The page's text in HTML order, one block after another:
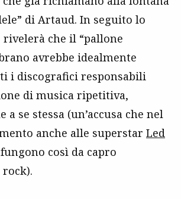
di Artaud. In seguito lo
rivelerà che il “pallone
avrebbe idealmente
i discografici responsabili
di musica ripetitiva,
a se stessa (un’accusa che nel
anche alle superstar Led
così da capro